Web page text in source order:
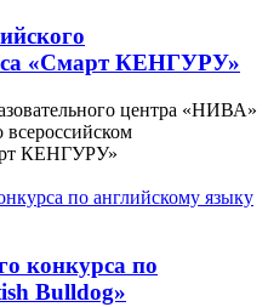
«Смарт КЕНГУРУ»
центра «НИВА»
всероссийском
КЕНГУРУ»
конкурса по
Bulldog»